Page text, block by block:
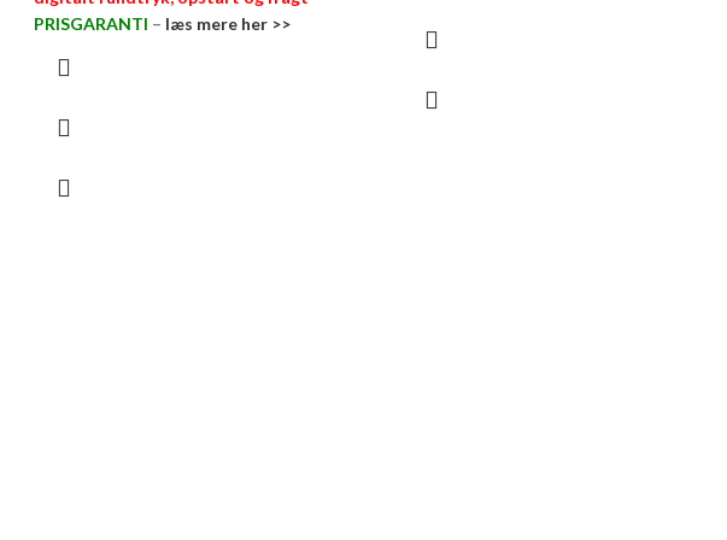
PRISGARANTI – læs mere her >>